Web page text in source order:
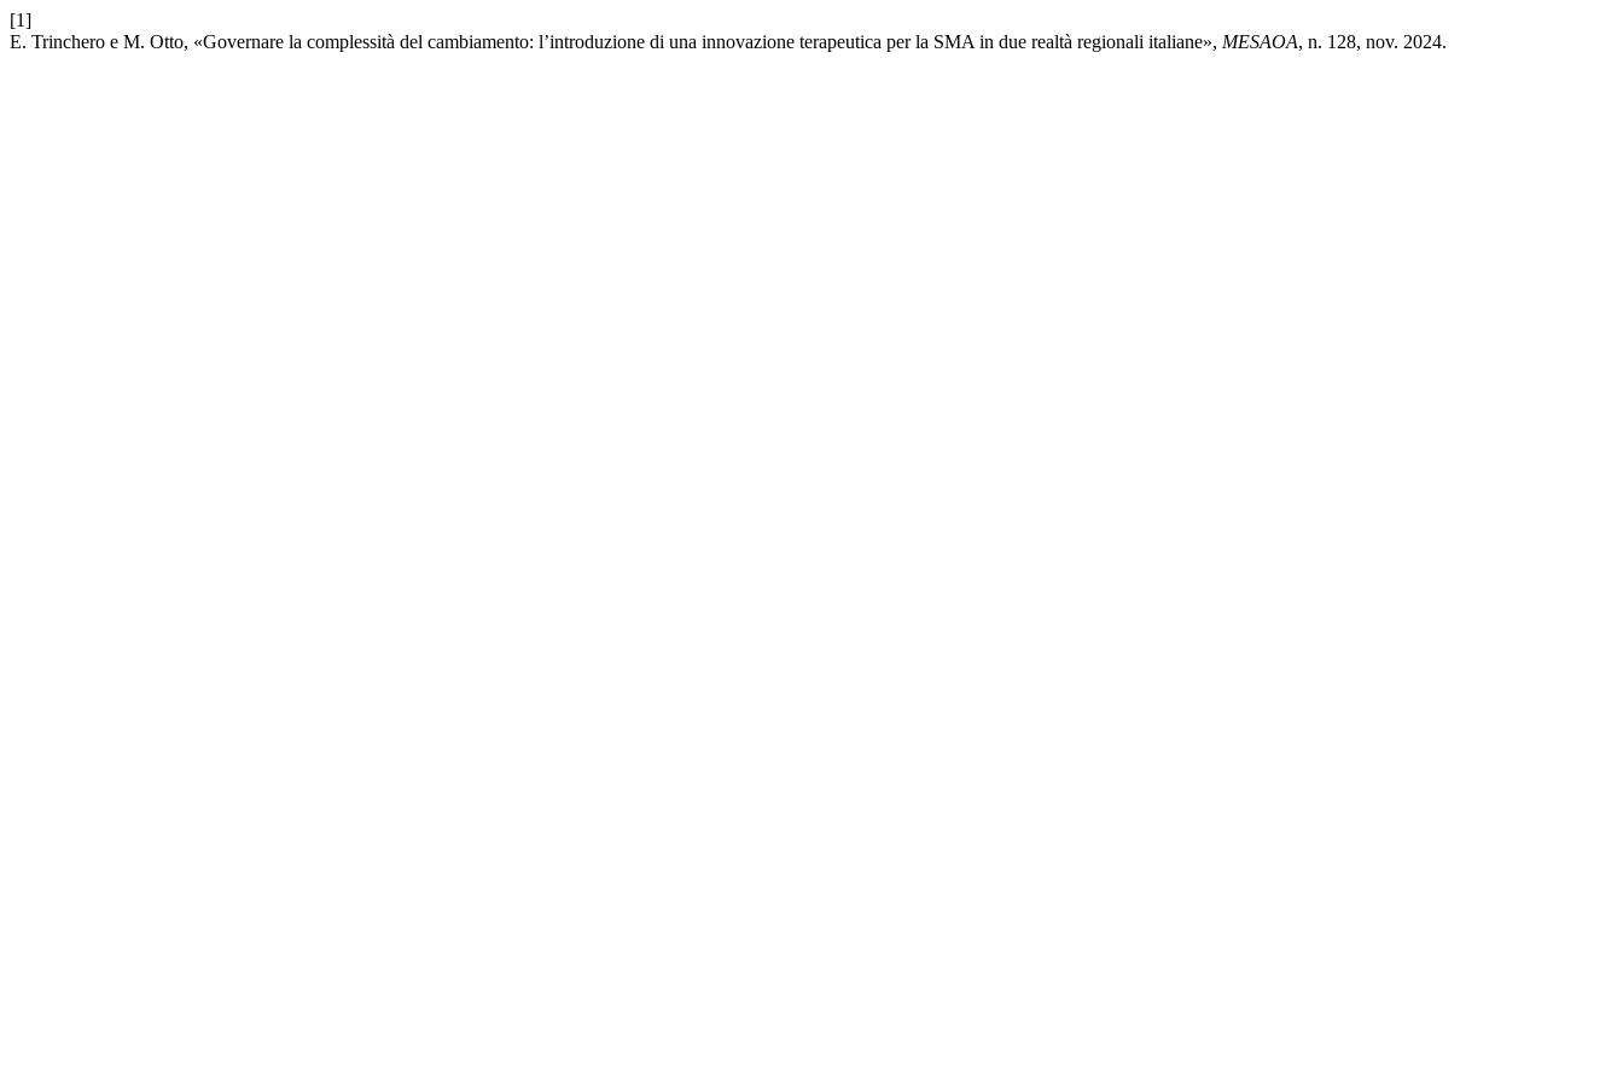
[1]
E. Trinchero e M. Otto, «Governare la complessità del cambiamento: l’introduzione di una innovazione terapeutica per la SMA in due realtà regionali italiane», MESAOA, n. 128, nov. 2024.